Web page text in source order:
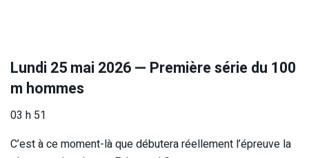
Lundi 25 mai 2026 — Première série du 100
m hommes
03 h 51
C’est à ce moment-là que débutera réellement l’épreuve la